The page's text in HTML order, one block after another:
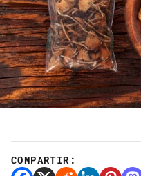
COMPARTIR: